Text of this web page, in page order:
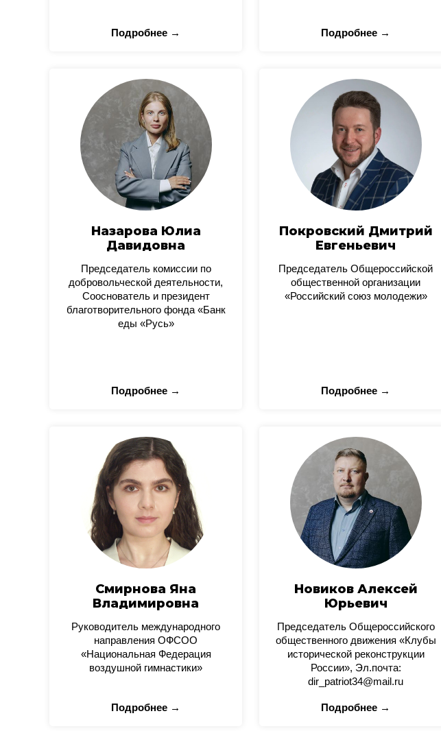
Подробнее → Подробнее →
Назарова Юлиа
Давидовна
Председатель комиссии по
добровольческой деятельности,
Сооснователь и президент
благотворительного фонда «Банк
еды «Русь»
Подробнее →
Покровский Дмитрий
Евгеньевич
Председатель Общероссийской
общественной организации
«Российский союз молодежи»
Подробнее →
Смирнова Яна
Владимировна
Руководитель международного
направления ОФСОО
«Национальная Федерация
воздушной гимнастики»
Подробнее →
Новиков Алексей
Юрьевич
Председатель Общероссийского
общественного движения «Клубы
исторической реконструкции
России», Эл.почта:
dir_patriot34@mail.ru
Подробнее →